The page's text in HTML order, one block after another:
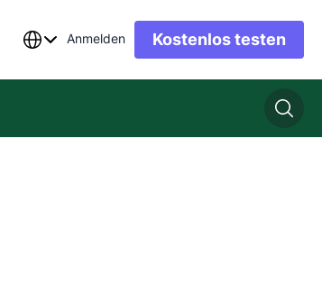
Anmelden Kostenlos testen